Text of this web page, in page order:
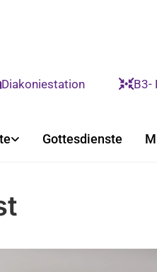
Diakoniestation B3-
Gottesdienste